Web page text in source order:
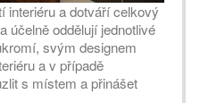
interiéru a dotváří celkový
účelně oddělují jednotlivé
svým designem
a v případě
s místem a přinášet